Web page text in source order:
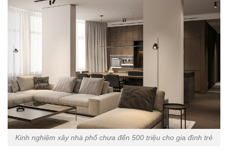
Kinh nghiệm xây nhà phố chưa đến 500 triệu cho gia đình trẻ